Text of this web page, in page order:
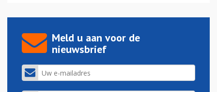
Meld u aan voor de
nieuwsbrief